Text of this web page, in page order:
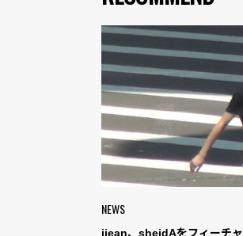
NEWS
jjean、sheidAをフィーチ